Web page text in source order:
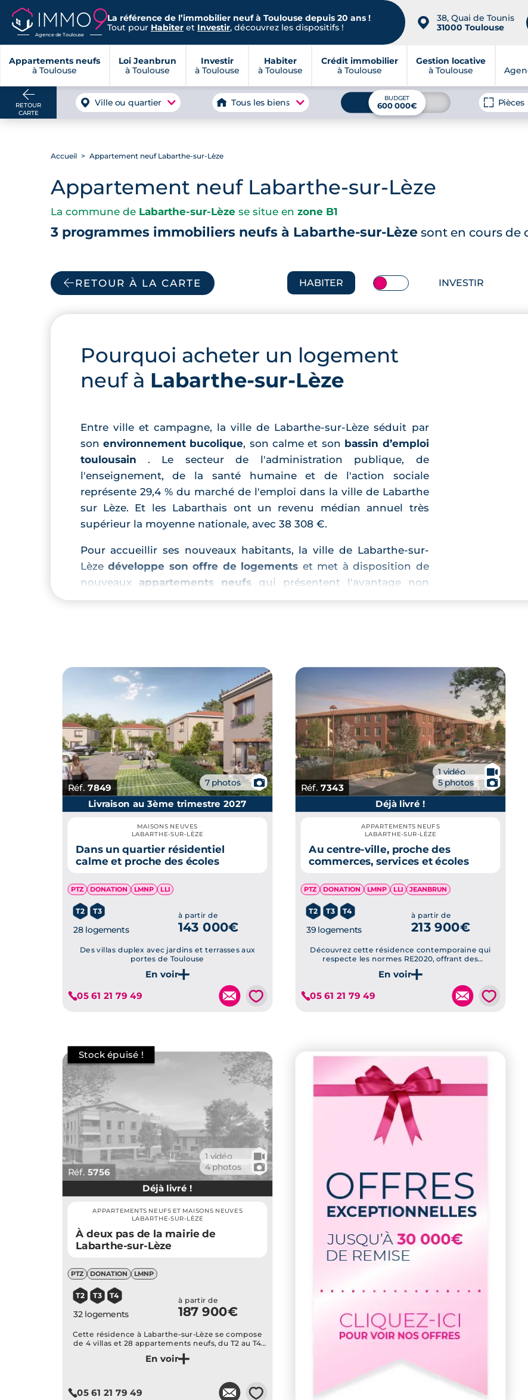
Agence de Toulouse
La référence de l’immobilier neuf à Toulouse depuis 20 ans !
Tout pour Habiter et Investir, découvrez les dispositifs ! 📍
38, Quai de Tounis
31000 Toulouse
Appartements neufs
à Toulouse
Loi Jeanbrun
à Toulouse
Investir
à Toulouse
Habiter
à Toulouse
Crédit immobilier
à Toulouse
Gestion locative
à Toulouse
RETOUR
CARTE
Ville ou quartier Tous les biens BUDGET
600 000€ Pièces
Accueil Appartement neuf Labarthe-sur-Lèze
Appartement neuf Labarthe-sur-Lèze
La commune de Labarthe-sur-Lèzese situe en zone B1
3 programmes immobiliers neufs à Labarthe-sur-Lèzesont en cours de
RETOUR À LA CARTE HABITER INVESTIR
Pourquoi acheter un logement
neuf à Labarthe-sur-Lèze
Entre ville et campagne, la ville de Labarthe-sur-Lèze séduit par
son environnement bucolique, son calme et son bassin d’emploi
toulousain . Le secteur de l'administration publique, de
l'enseignement, de la santé humaine et de l'action sociale
représente 29,4 % du marché de l'emploi dans la ville de Labarthe
sur Lèze. Et les Labarthais ont un revenu médian annuel très
supérieur la moyenne nationale, avec 38 308 €.
Pour accueillir ses nouveaux habitants, la ville de Labarthe-sur-
Lèze développe son offre de logements et met à disposition de
nouveaux appartements neufs qui présentent l'avantage non
négligeable d'être plus adaptés aux petits budgets que ceux d'un
Réf. 7849
7 photos 📷
Je découvre ce programme
Livraison au 3ème trimestre 2027
MAISONS NEUVES
LABARTHE-SUR-LÈZE
Dans un quartier résidentiel
calme et proche des écoles
PTZ DONATION LMNP LLI
T2 T3
28 logements
à partir de
143 000€
Des villas duplex avec jardins et terrasses aux
portes de Toulouse
05 61 21 79 49 💗
Réf.7343
1 vidéo 🎥
5 photos 📷
Je découvre ce programme
Déjà livré !
APPARTEMENTS NEUFS
LABARTHE-SUR-LÈZE
Au centre-ville, proche des
commerces, services et écoles
PTZ DONATION LMNP LLI JEANBRUN
T2 T3 T4
39 logements
à partir de
213 900€
Découvrez cette résidence contemporaine qui
respecte les normes RE2020, offrant des
aménagements de qualité comme des jardins
privés et des terrasses en bois, située dans un
05 61 21 79 49 💗
Réf. 5756
1 vidéo 🎥
4 photos 📷
Je découvre ce programme
Déjà livré !
APPARTEMENTS NEUFS ET MAISONS NEUVES
LABARTHE-SUR-LÈZE
À deux pas de la mairie de
Labarthe-sur-Lèze
PTZ DONATION LMNP
T2 T3 T4
32 logements
à partir de
187 900€
Cette résidence à Labarthe-sur-Lèze se compose
de 4 villas et 28 appartements neufs, du T2 au T4
proches des écoles, commerces et services.
05 61 21 79 49 💗